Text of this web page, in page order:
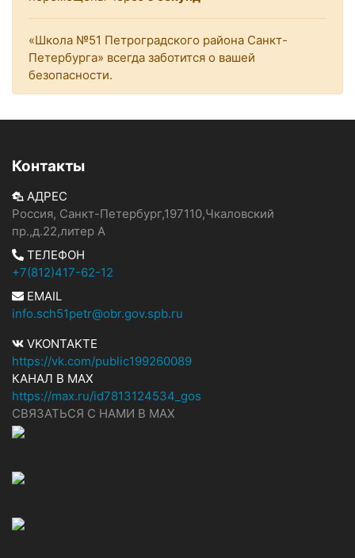
«Школа №51 Петроградского района Санкт-
Петербурга» всегда заботится о вашей
безопасности.
Контакты
АДРЕС
Россия, Санкт-Петербург,197110,Чкаловский
пр.,д.22,литер А
ТЕЛЕФОН
+7(812)417-62-12
EMAIL
info.sch51petr@obr.gov.spb.ru
VKONTAKTE
https://vk.com/public199260089
КАНАЛ В MAX
https://max.ru/id7813124534_gos
СВЯЗАТЬСЯ С НАМИ В МАХ